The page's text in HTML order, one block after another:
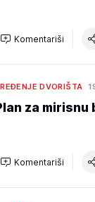
Komentariši
DVORIŠTA
za mirisnu
Komentariši